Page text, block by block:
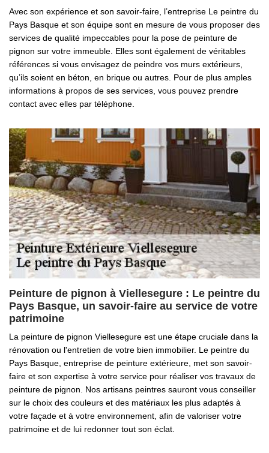
Avec son expérience et son savoir-faire, l’entreprise Le peintre du
Pays Basque et son équipe sont en mesure de vous proposer des
services de qualité impeccables pour la pose de peinture de
pignon sur votre immeuble. Elles sont également de véritables
références si vous envisagez de peindre vos murs extérieurs,
qu’ils soient en béton, en brique ou autres. Pour de plus amples
informations à propos de ses services, vous pouvez prendre
contact avec elles par téléphone.
Peinture de pignon à Viellesegure : Le peintre du
Pays Basque, un savoir-faire au service de votre
patrimoine
La peinture de pignon Viellesegure est une étape cruciale dans la
rénovation ou l'entretien de votre bien immobilier. Le peintre du
Pays Basque, entreprise de peinture extérieure, met son savoir-
faire et son expertise à votre service pour réaliser vos travaux de
peinture de pignon. Nos artisans peintres sauront vous conseiller
sur le choix des couleurs et des matériaux les plus adaptés à
votre façade et à votre environnement, afin de valoriser votre
patrimoine et de lui redonner tout son éclat.